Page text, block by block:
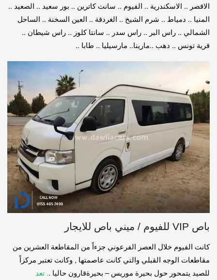
الاقصر .. الاسكندرية .. الفيوم .. سانت كاترين .. بور سعيد .. الصعيد ..
المنيا .. دمياط .. شرم الشيخ .. الغردقة .. العين السخنة .. الساحل
الشمالي .. راس البر .. راس سدر .. سانتا كلوز .. راس شيطان ..
قرية تونس .. دهب ..مارينا.. مارسيليا .. طابا ..
باص VIP للفيوم / ميني باص للايجار
كانت الفيوم خلال العصر الفرعوني جزءاً من المقاطعة العشرين من
مقاطعات الوجه القبلي والتي كانت عاصمتها , وكانت تعتبر مركزاً
للصيد يتمحور حول بحيرة موريس – بحيرةقارون حاليا .. تعد